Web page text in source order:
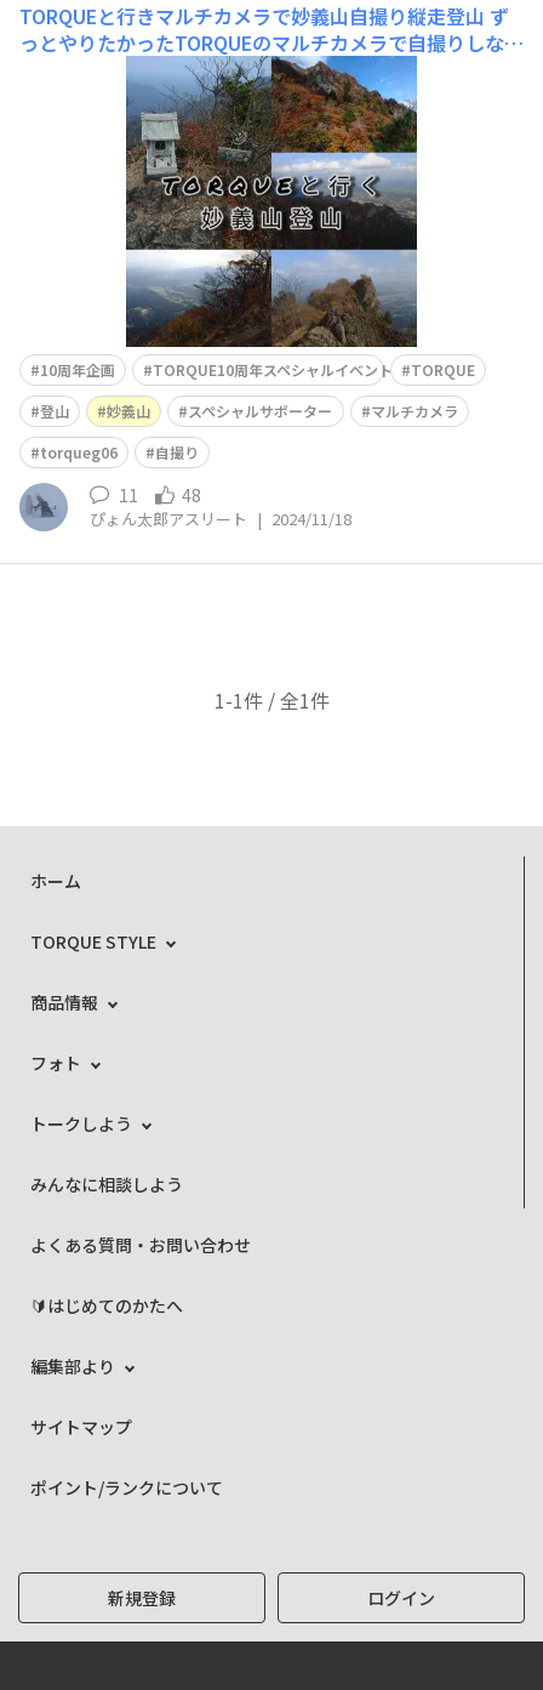
TORQUEと行きマルチカメラで妙義山自撮り縦走登山 ず
っとやりたかったTORQUEのマルチカメラで自撮りしなが
ら妙義山を縦走してきました。奥の院、ビビリ岩、背ビレ
岩、大のぞき下り、鷹戻しの核心部をずっとTORQUEを片
手に登りました。落としても、岩にガンガン当たっても雨
に濡れても全然へっちゃらのTORQUE(事実斜度のキツイ
鎖場では、TORQUEが岩
10周年企画 TORQUE10周年スペシャルイベント
TORQUE
登山
妙義山 スペシャルサポーター
マルチカメラ
torqueg06
自撮り
11 48
ぴょん太郎アスリート | 2024/11/18
1-1件 / 全1件
ホーム
TORQUE STYLE
商品情報
フォト
トークしよう
みんなに相談しよう
よくある質問・お問い合わせ
🔰はじめてのかたへ
編集部より
サイトマップ
ポイント/ランクについて
新規登録 ログイン